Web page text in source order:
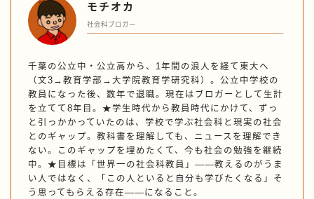
モチオカ
社会科ブロガー
千葉の公立中・公立高から、1年間の浪人を経て東大へ
（文3→教育学部→大学院教育学研究科）。公立中学校の
教員になった後、数年で退職。現在はブロガーとして生計
を立てて8年目。★学生時代から教員時代にかけて、ずっ
と引っかかっていたのは、学校で学ぶ社会科と現実の社会
とのギャップ。教科書を理解しても、ニュースを理解でき
ない。このギャップを埋めたくて、今も社会の勉強を継続
中。★目標は「世界一の社会科教員」——教えるのがうま
い人ではなく、「この人といると自分も学びたくなる」そ
う思ってもらえる存在——になること。